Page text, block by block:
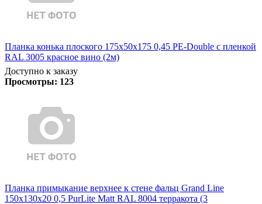
Планка конька плоского 175х50х175 0,45 PE-Double с пленкой
RAL 3005 красное вино (2м)
Доступно к заказу
Просмотры: 123
Планка примыкание верхнее к стене фальц Grand Line
150х130х20 0,5 PurLite Matt RAL 8004 терракота (3